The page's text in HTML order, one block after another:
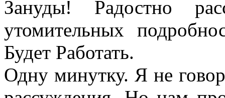
Зануды! Радостно
утомительных
Будет Работать.
Одну минутку. Я не